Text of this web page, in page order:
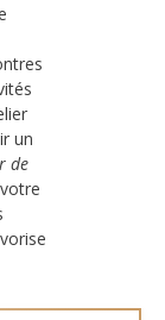
un
de